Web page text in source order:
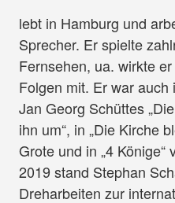
lebt in Hamburg und
Sprecher. Er spielte
Fernsehen, ua. wirkte er
Folgen mit. Er war
Jan Georg Schüttes
ihn um“, in „Die Kirche
Grote und in „4
2019 stand Stephan
Dreharbeiten zur